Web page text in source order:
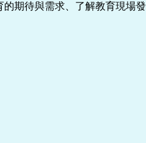
期待與需求、了解教育現場發